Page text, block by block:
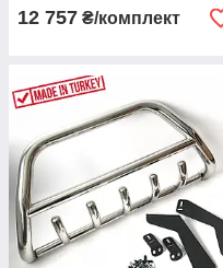
12 757 ₴/комплект